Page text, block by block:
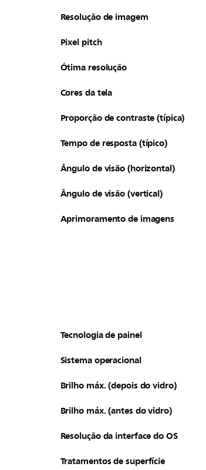
Resolução de imagem
Pixel pitch
Ótima resolução
Cores da tela
Proporção de contraste (típica)
Tempo de resposta (típico)
Ângulo de visão (horizontal)
Ângulo de visão (vertical)
Aprimoramento de imagens
Tecnologia de painel
Sistema operacional
Brilho máx. (depois do vidro)
Brilho máx. (antes do vidro)
Resolução da interface do OS
Tratamentos de superfície